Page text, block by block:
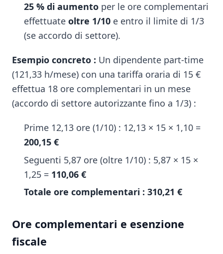
25 % di aumento per le ore complementari
effettuate oltre 1/10 e entro il limite di 1/3
(se accordo di settore).
Esempio concreto : Un dipendente part-time
(121,33 h/mese) con una tariffa oraria di 15 €
effettua 18 ore complementari in un mese
(accordo di settore autorizzante fino a 1/3) :
Prime 12,13 ore (1/10) : 12,13 × 15 × 1,10 =
200,15 €
Seguenti 5,87 ore (oltre 1/10) : 5,87 × 15 ×
1,25 = 110,06 €
Totale ore complementari : 310,21 €
Ore complementari e esenzione
fiscale